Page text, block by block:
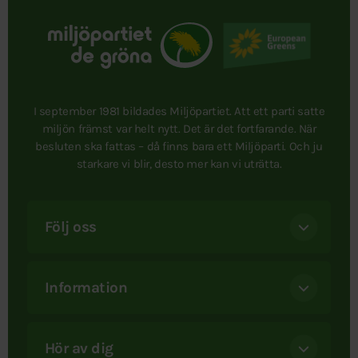
I september 1981 bildades Miljöpartiet. Att ett parti satte
miljön främst var helt nytt. Det är det fortfarande. När
besluten ska fattas – då finns bara ett Miljöparti. Och ju
starkare vi blir, desto mer kan vi uträtta.
Följ oss
Information
Hör av dig